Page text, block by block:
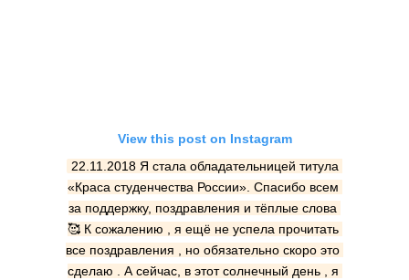
View this post on Instagram
22.11.2018 Я стала обладательницей титула
«Краса студенчества России». Спасибо всем
за поддержку, поздравления и тёплые слова
🥰 К сожалению , я ещё не успела прочитать
все поздравления , но обязательно скоро это
сделаю . А сейчас, в этот солнечный день , я